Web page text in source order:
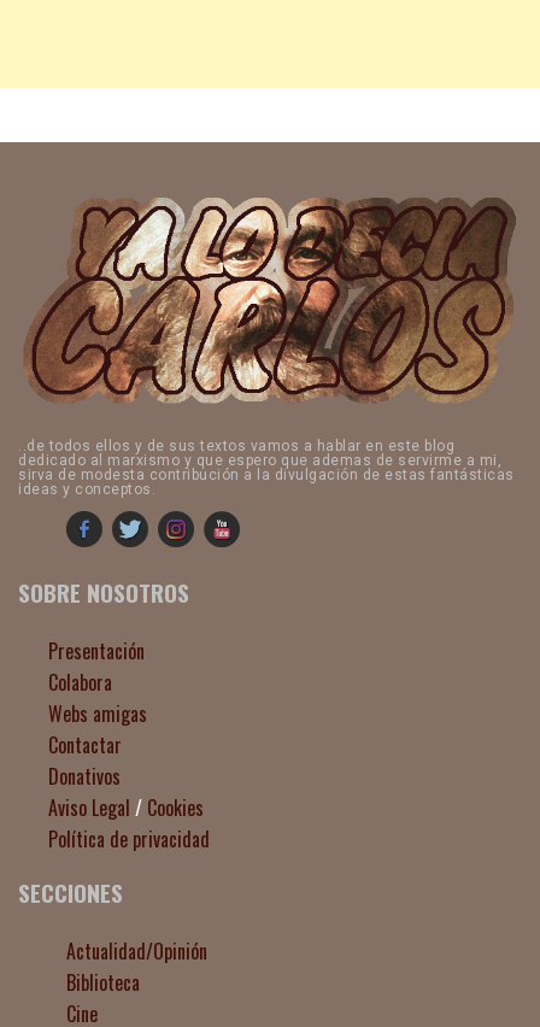
..de todos ellos y de sus textos vamos a hablar en este blog
dedicado al marxismo y que espero que ademas de servirme a mi,
sirva de modesta contribución a la divulgación de estas fantásticas
ideas y conceptos.
SOBRE NOSOTROS
Presentación
Colabora
Webs amigas
Contactar
Donativos
Aviso Legal / Cookies
Política de privacidad
SECCIONES
Actualidad/Opinión
Biblioteca
Cine